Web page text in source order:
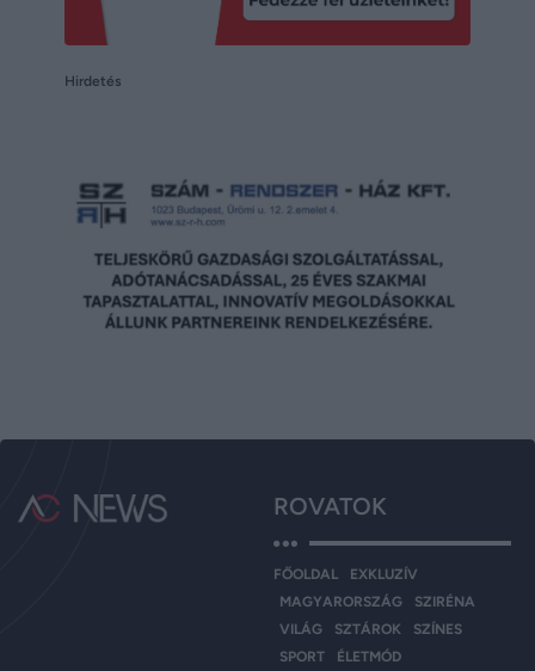
Hirdetés
ROVATOK
FŐOLDAL
EXKLUZÍV
MAGYARORSZÁG
SZIRÉNA
VILÁG
SZTÁROK
SZÍNES
SPORT
ÉLETMÓD